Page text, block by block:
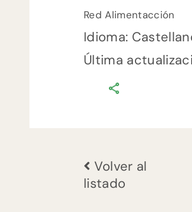
Red Alimentacción
Idioma:
Última
comments
emergencia.
Mentira
Volver al
listado